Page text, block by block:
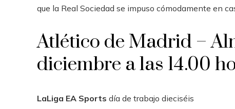
que la Real Sociedad se impuso cómodamente en
Atlético de Madrid –
diciembre a las 14.00
LaLiga EA Sports día de trabajo dieciséis